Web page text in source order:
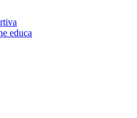
educa